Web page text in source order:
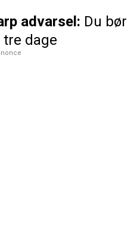
advarsel: Du bør
dage